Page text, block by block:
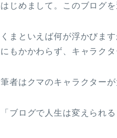
はじめまして。このブログ
くまといえば何が浮かびま
にもかかわらず、キャラク
筆者はクマのキャラクター
「ブログで人生は変えられ